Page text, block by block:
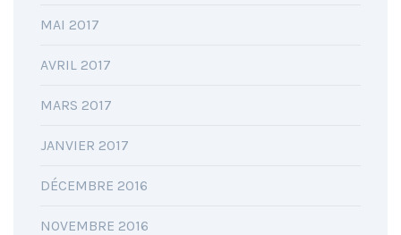
MAI 2017
AVRIL 2017
MARS 2017
JANVIER 2017
DÉCEMBRE 2016
NOVEMBRE 2016